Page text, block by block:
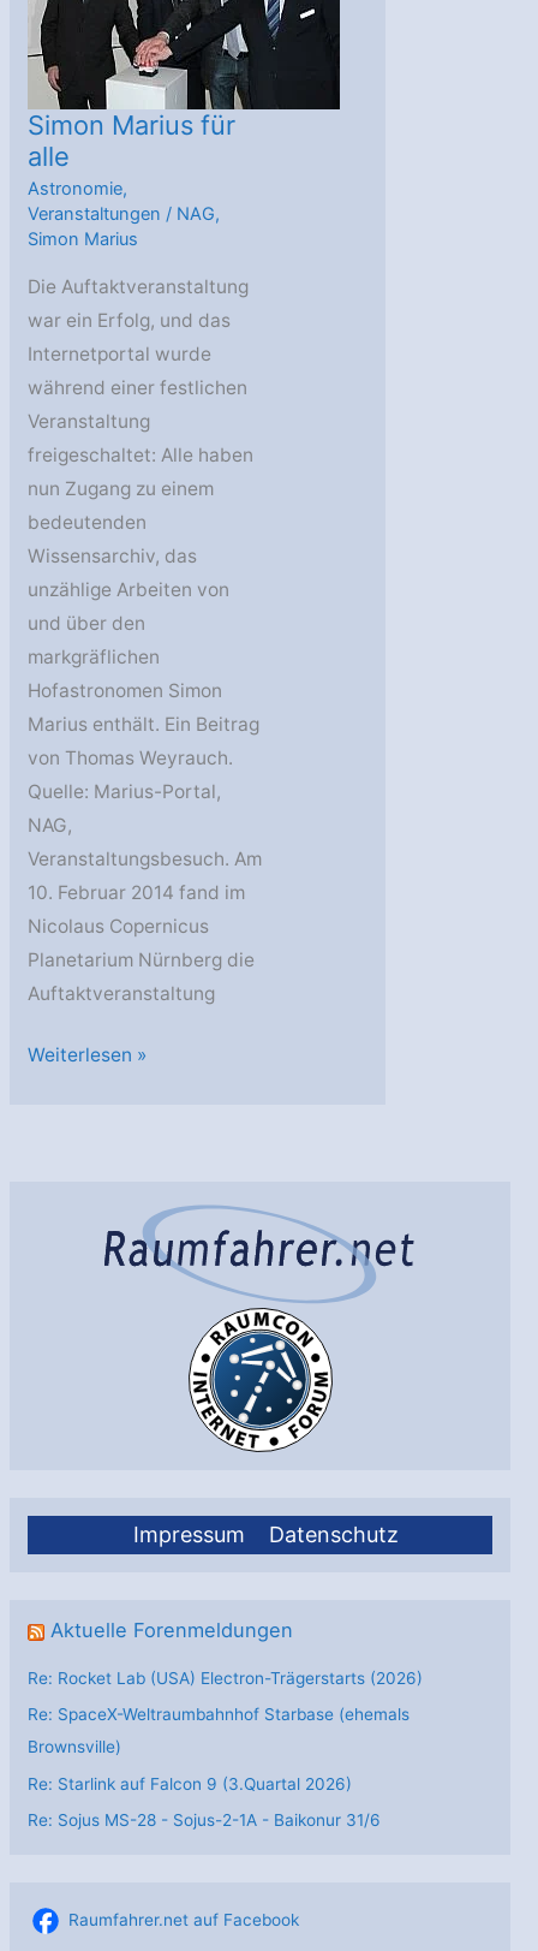
Impressum Datenschutz
Aktuelle Forenmeldungen
Re: Rocket Lab (USA) Electron-Trägerstarts (2026)
Re: SpaceX-Weltraumbahnhof Starbase (ehemals
Brownsville)
Re: Starlink auf Falcon 9 (3.Quartal 2026)
Re: Sojus MS-28 - Sojus-2-1А - Baikonur 31/6
Raumfahrer.net auf Facebook
Marius
Simon Marius für
alle
Astronomie,
Veranstaltungen / NAG,
Simon Marius
Die Auftaktveranstaltung
war ein Erfolg, und das
Internetportal wurde
während einer festlichen
Veranstaltung
freigeschaltet: Alle haben
nun Zugang zu einem
bedeutenden
Wissensarchiv, das
unzählige Arbeiten von
und über den
markgräflichen
Hofastronomen Simon
Marius enthält. Ein Beitrag
von Thomas Weyrauch.
Quelle: Marius-Portal,
NAG,
Veranstaltungsbesuch. Am
10. Februar 2014 fand im
Nicolaus Copernicus
Planetarium Nürnberg die
Auftaktveranstaltung
Simon
Weiterlesen »